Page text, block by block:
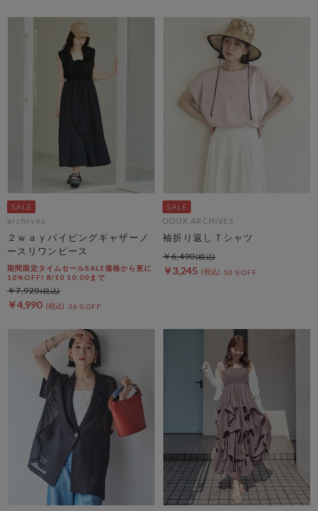
archives
２ｗａｙパイピングギャザーノ
ースリワンピース
期間限定タイムセールSALE価格から更に
10%OFF! 8/10 10:00まで
￥4,990 36％OFF
￥7,920
DOUX ARCHIVES
袖折り返しＴシャツ
￥3,245 50％OFF
￥6,490